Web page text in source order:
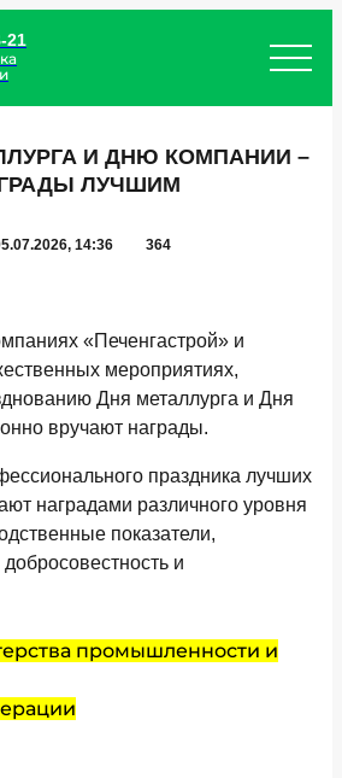
21
И ДНЮ КОМПАНИИ –
ЛУЧШИМ
14:36 364
«Печенгастрой» и
мероприятиях,
Дня металлурга и Дня
вручают награды.
праздника лучших
наградами различного уровня
показатели,
и
промышленности и